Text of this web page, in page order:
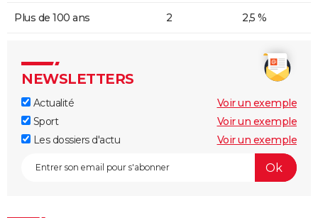
Plus de 100 ans 2 2,5 %
NEWSLETTERS
Actualité
Voir un exemple
Sport
Voir un exemple
Les dossiers d'actu
Voir un exemple